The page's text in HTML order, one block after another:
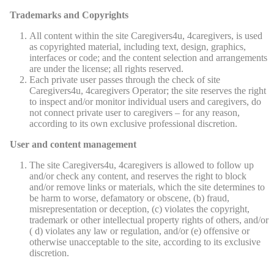
Trademarks and Copyrights
All content within the site Caregivers4u, 4caregivers, is used
as copyrighted material, including text, design, graphics,
interfaces or code; and the content selection and arrangements
are under the license; all rights reserved.
Each private user passes through the check of site
Caregivers4u, 4caregivers Operator; the site reserves the right
to inspect and/or monitor individual users and caregivers, do
not connect private user to caregivers – for any reason,
according to its own exclusive professional discretion.
User and content management
The site Caregivers4u, 4caregivers is allowed to follow up
and/or check any content, and reserves the right to block
and/or remove links or materials, which the site determines to
be harm to worse, defamatory or obscene, (b) fraud,
misrepresentation or deception, (c) violates the copyright,
trademark or other intellectual property rights of others, and/or
( d) violates any law or regulation, and/or (e) offensive or
otherwise unacceptable to the site, according to its exclusive
discretion.